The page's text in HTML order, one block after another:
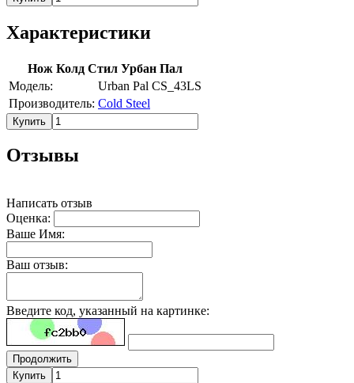
Характеристики
Нож Колд Стил Урбан Пал
Модель:
Urban Pal CS_43LS
Производитель: Cold Steel
Купить
Отзывы
Написать отзыв
Оценка:
Ваше Имя:
Ваш отзыв:
Введите код, указанный на картинке:
Продолжить
Купить